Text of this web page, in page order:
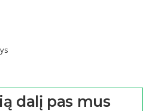
dalį pas mus